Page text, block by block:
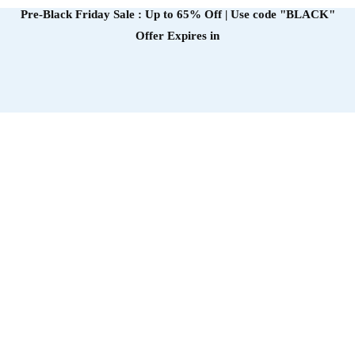
Pre-Black Friday Sale : Up to 65% Off | Use code "BLACK"
Offer Expires in